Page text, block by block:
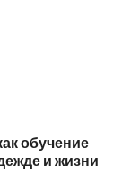
обучение
и жизни